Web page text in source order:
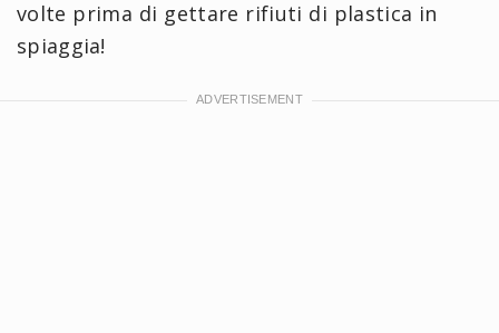
volte prima di gettare rifiuti di plastica in
spiaggia!